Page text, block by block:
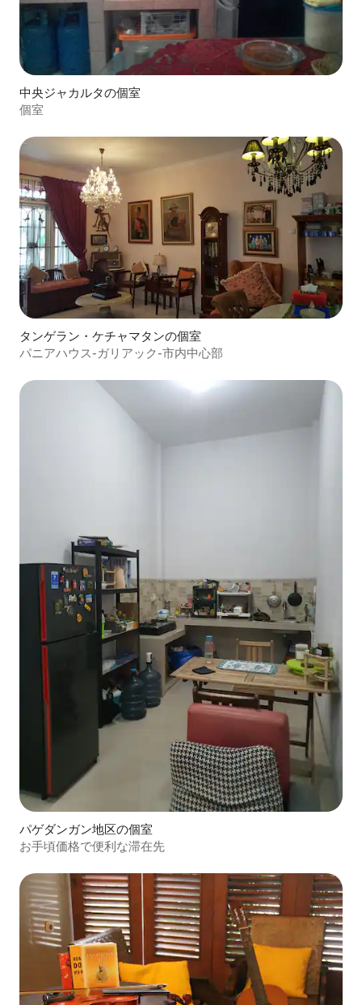
中央ジャカルタの個室
個室
タンゲラン・ケチャマタンの個室
パニアハウス-ガリアック-市内中心部
パゲダンガン地区の個室
お手頃価格で便利な滞在先